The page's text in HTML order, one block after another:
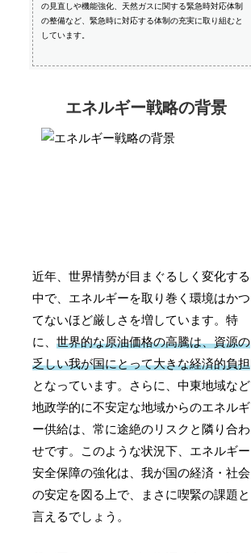
の見直しや機能強化、天然ガスに関する緊急時対応体制
の整備など、緊急時に対応する体制の充実に取り組むと
しています。
エネルギー戦略の背景
近年、世界情勢が目まぐるしく変化する
中で、エネルギーを取り巻く環境はかつ
てないほど厳しさを増しています。特
に、世界的な原油価格の高騰は、資源の
乏しい我が国にとって大きな経済的負担
となっています。さらに、中東地域など
地政学的に不安定な地域からのエネルギ
ー供給は、常に途絶のリスクと隣り合わ
せです。このような状況下、エネルギー
安全保障の強化は、我が国の経済・社会
の安定を図る上で、まさに喫緊の課題と
言えるでしょう。